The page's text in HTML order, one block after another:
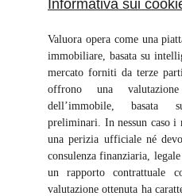
Valuora opera come una
immobiliare, basata su
mercato forniti da terze
offrono una
dell’immobile, basata
preliminari. In nessun caso
una perizia ufficiale né
consulenza finanziaria,
un rapporto contrattuale
valutazione ottenuta ha
Informativa sui